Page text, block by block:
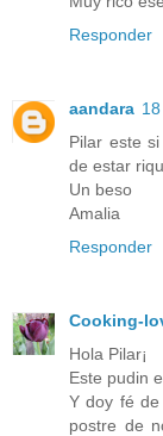
Responder
aandara
Pilar este
de estar
Un beso
Amalia
Responder
Cooking-
Hola Pilar¡
Este pudin
Y doy fé de
postre de